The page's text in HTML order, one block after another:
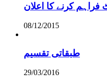
فراہم کرنے کا اعلان
08/12/2015
طبقاتی تقسیم
29/03/2016